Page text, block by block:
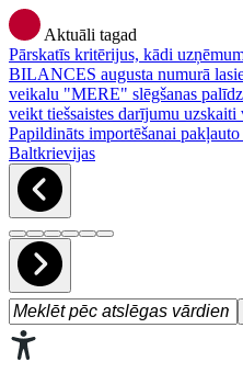
Aktuāli tagad
Pārskatīs kritērijus, kādi
BILANCES augusta numurā
veikalu "MERE" slēgšanas
veikt tiešsaistes darījumu uzskaiti
Papildināts importēšanai
Baltkrievijas